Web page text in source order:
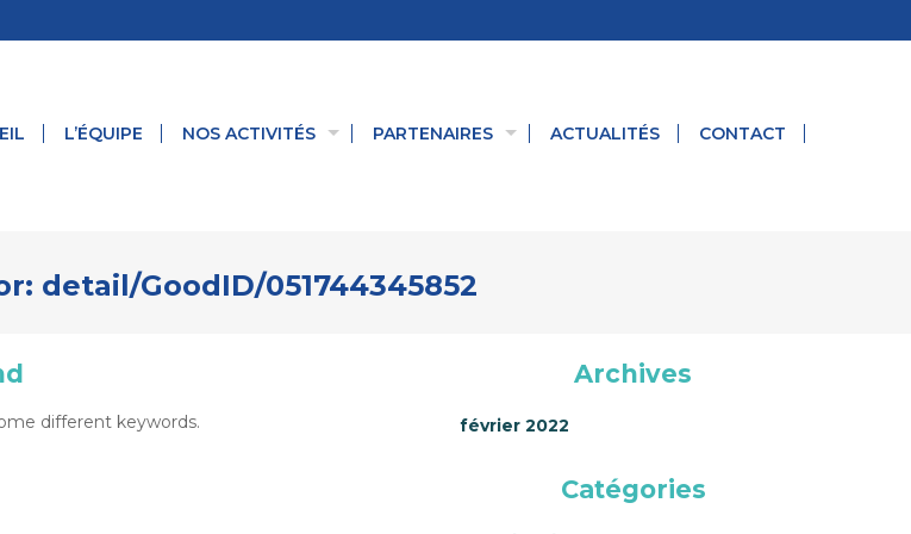
L’ÉQUIPE NOS ACTIVITÉS PARTENAIRES ACTUALITÉS CONTACT
detail/GoodID/051744345852
different keywords.
Archives
février 2022
Catégories